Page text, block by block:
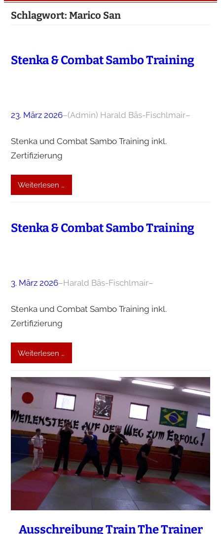
Schlagwort: Marico San
Stenka & Combat Sambo Training
23. März 2026–(Admin) Harald Bäs-Fischlmair–
Stenka und Combat Sambo Training inkl.
Zertifizierung
Weiterlesen …
Stenka & Combat Sambo Training
3. März 2026–Harald Bäs-Fischlmair–
Stenka und Combat Sambo Training inkl.
Zertifizierung
Weiterlesen …
Ausschreibung Train The Trainer